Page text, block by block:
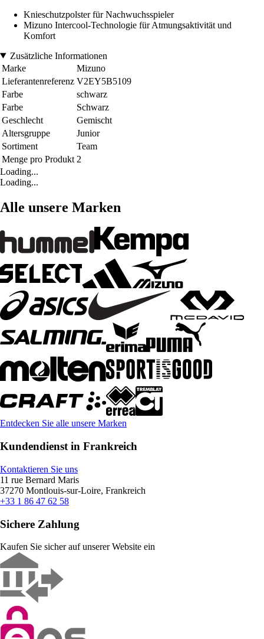
Knieschutzpolster für Nachwuchsspieler
Mizuno Intercool-Technologie für Atmungsaktivität und
Komfort
Zusätzliche Informationen
Marke
Mizuno
Lieferantenreferenz V2EY5B5109
Farbe
schwarz
Farbe
Schwarz
Geschlecht
Gemischt
Altersgruppe
Junior
Sortiment
Team
Menge pro Produkt 2
Loading...
Loading...
Alle unsere Marken
Entdecken Sie alle unsere Marken
Kundendienst in Frankreich
Kontaktieren Sie uns
11 rue Bernard Maris
37270 Montlouis-sur-Loire, Frankreich
+33 1 86 47 62 58
Sichere Zahlung
Kaufen Sie sicher auf unserer Website ein